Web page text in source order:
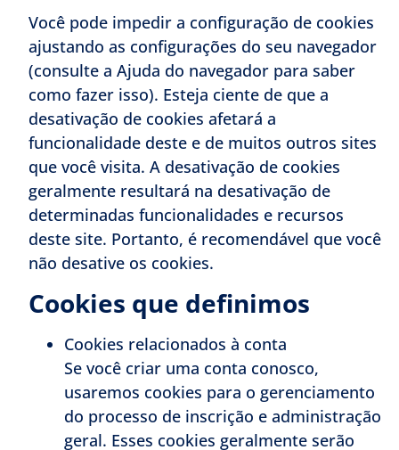
Você pode impedir a configuração de cookies
ajustando as configurações do seu navegador
(consulte a Ajuda do navegador para saber
como fazer isso). Esteja ciente de que a
desativação de cookies afetará a
funcionalidade deste e de muitos outros sites
que você visita. A desativação de cookies
geralmente resultará na desativação de
determinadas funcionalidades e recursos
deste site. Portanto, é recomendável que você
não desative os cookies.
Cookies que definimos
Cookies relacionados à conta
Se você criar uma conta conosco,
usaremos cookies para o gerenciamento
do processo de inscrição e administração
geral. Esses cookies geralmente serão